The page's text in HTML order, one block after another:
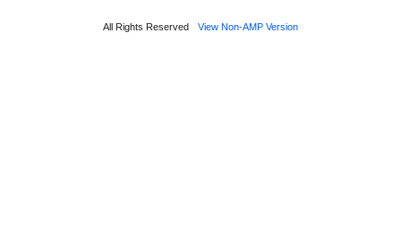
All Rights Reserved View Non-AMP Version